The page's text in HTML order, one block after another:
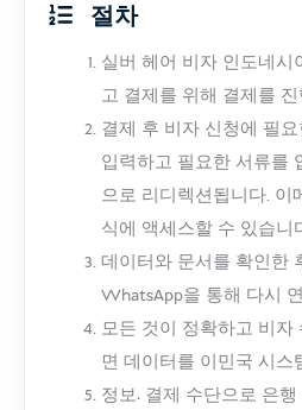
절차
실버 헤어 비자 인도네
고 결제를 위해 결제를
결제 후 비자 신청에 필
입력하고 필요한 서류를
으로 리디렉션됩니다. 이
식에 액세스할 수 있습니
데이터와 문서를 확인한
WhatsApp을 통해 다시
모든 것이 정확하고 비자
면 데이터를 이민국 시스
정보: 결제 수단으로 은